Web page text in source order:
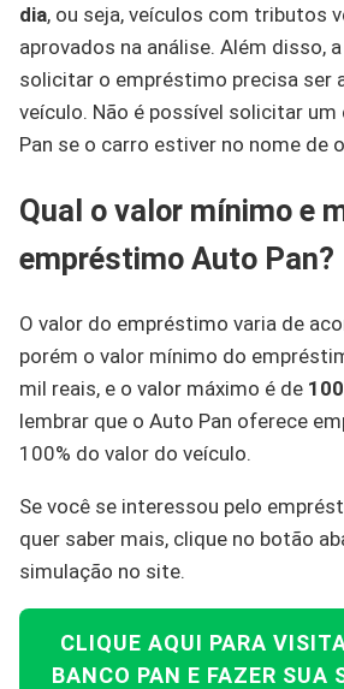
dia, ou seja, veículos com tributos
aprovados na análise. Além disso,
solicitar o empréstimo precisa ser
veículo. Não é possível solicitar
Pan se o carro estiver no nome de
Qual o valor mínimo e
empréstimo Auto Pan?
O valor do empréstimo varia de
porém o valor mínimo do
mil reais, e o valor máximo é de
lembrar que o Auto Pan oferece
100% do valor do veículo.
Se você se interessou pelo
quer saber mais, clique no botão
simulação no site.
CLIQUE AQUI PARA
BANCO PAN E FAZER SUA